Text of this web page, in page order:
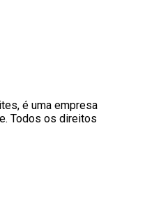
é uma empresa
Todos os direitos